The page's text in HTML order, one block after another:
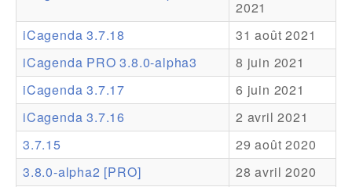
Ressources
Addons
Theme Packs
Translation Packs
Support
Forum
2021
iCagenda 3.7.18
31 août 2021
iCagenda PRO 3.8.0-alpha3
8 juin 2021
iCagenda 3.7.17
6 juin 2021
iCagenda 3.7.16
2 avril 2021
3.7.15
29 août 2020
3.8.0-alpha2 [PRO]
28 avril 2020